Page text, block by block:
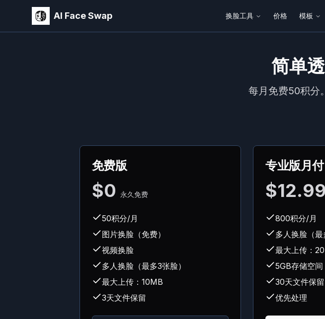
AI Face Swap 换脸工具 价格 模板
简单
每月免费50积分
免费版
$0 永久免费
50积分/月
图片换脸（免费）
视频换脸
多人换脸（最多3张脸）
最大上传：10MB
3天文件保留
专业版月付
$12.99
800积分/月
多人换脸（最
最大上传：
5GB存储空间
30天文件保留
优先处理